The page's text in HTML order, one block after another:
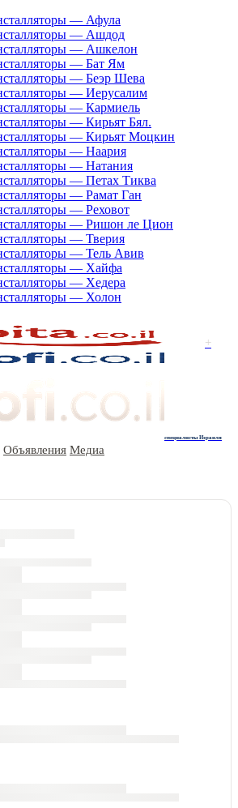
— Афула
— Ашдод
— Ашкелон
— Бат Ям
— Беэр Шева
— Иерусалим
— Кармиель
— Кирьят Бял.
— Кирьят Моцкин
— Наария
— Натания
— Петах Тиква
— Рамат Ган
— Реховот
— Ришон ле Цион
— Тверия
— Тель Авив
— Хайфа
— Хедера
— Холон
+
специалисты Израиля
Объявления Медиа